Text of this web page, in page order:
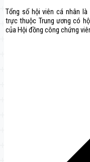
Tổng số hội viên cá nhân
trực thuộc Trung ương có
của Hội đồng công chứng